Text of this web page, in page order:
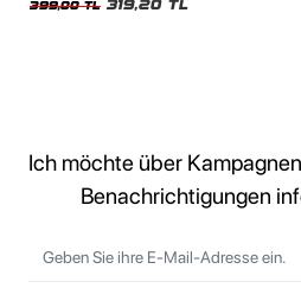
399,00 TL 319,20 TL
Ich möchte über
Benachrichtigungen